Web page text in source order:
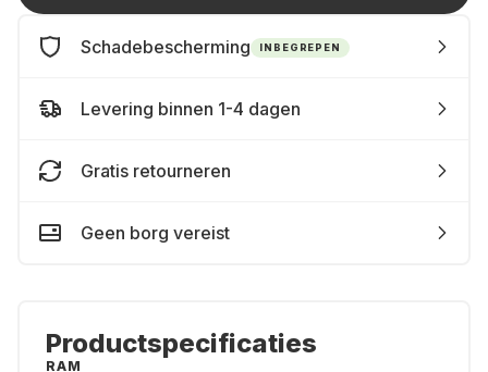
Schadebescherming INBEGREPEN
Levering binnen 1-4 dagen
Gratis retourneren
Geen borg vereist
Productspecificaties
RAM